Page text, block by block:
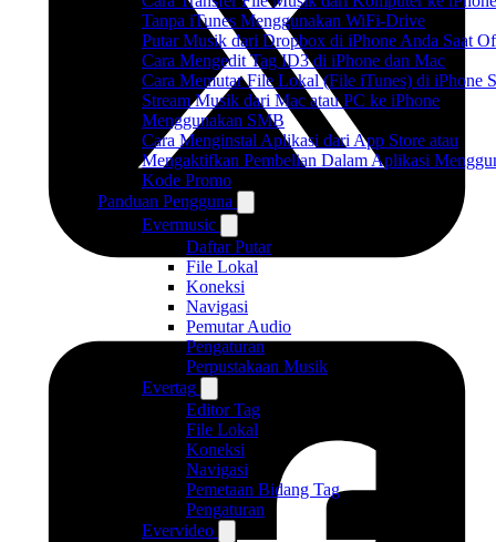
Tanpa iTunes Menggunakan WiFi-Drive
Putar Musik dari Dropbox di iPhone Anda Saat
Cara Mengedit Tag ID3 di iPhone dan Mac
Cara Memutar File Lokal (File iTunes) di iPhone
Stream Musik dari Mac atau PC ke iPhone
Menggunakan SMB
Cara Menginstal Aplikasi dari App Store atau
Mengaktifkan Pembelian Dalam Aplikasi
Kode Promo
Panduan Pengguna
Evermusic
Daftar Putar
File Lokal
Koneksi
Navigasi
Pemutar Audio
Pengaturan
Perpustakaan Musik
Evertag
Editor Tag
File Lokal
Koneksi
Navigasi
Pemetaan Bidang Tag
Pengaturan
Evervideo